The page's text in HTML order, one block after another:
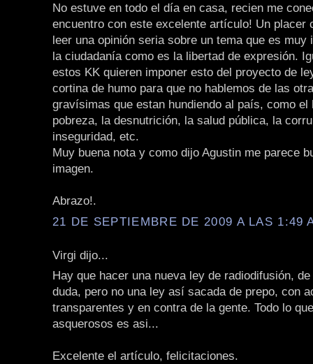
No estuve en todo el día en casa, recien me
encuentro con este excelente artículo! Un placer
leer una opinión seria sobre un tema que es muy
la ciudadanía como es la libertad de expresión.
estos KK quieren imponer esto del proyecto de
cortina de humo para que no hablemos de las
gravísimas que estan hundiendo al país, como el
pobreza, la desnutrición, la salud pública, la
inseguridad, etc.
Muy buena nota y como dijo Agustin me parece
imagen.
Abrazo!.
21 DE SEPTIEMBRE DE 2009 A LAS 1:49
Virgi dijo...
Hay que hacer una nueva ley de radiodifusión,
duda, pero no una ley así sacada de prepo, con
transparentes y en contra de la gente. Todo lo
asquerosos es asi...
Excelente el artículo, felicitaciones.